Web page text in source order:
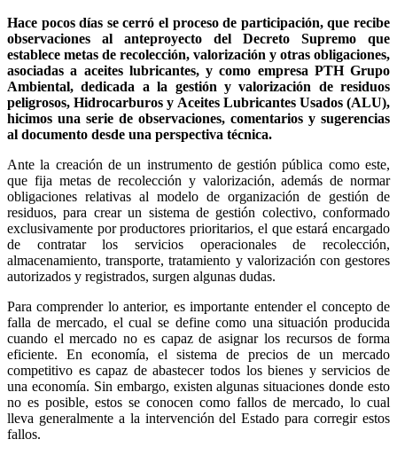
Hace pocos días se cerró el proceso de participación, que recibe
observaciones al anteproyecto del Decreto Supremo que
establece metas de recolección, valorización y otras obligaciones,
asociadas a aceites lubricantes, y como empresa PTH Grupo
Ambiental, dedicada a la gestión y valorización de residuos
peligrosos, Hidrocarburos y Aceites Lubricantes Usados (ALU),
hicimos una serie de observaciones, comentarios y sugerencias
al documento desde una perspectiva técnica.
Ante la creación de un instrumento de gestión pública como este,
que fija metas de recolección y valorización, además de normar
obligaciones relativas al modelo de organización de gestión de
residuos, para crear un sistema de gestión colectivo, conformado
exclusivamente por productores prioritarios, el que estará encargado
de contratar los servicios operacionales de recolección,
almacenamiento, transporte, tratamiento y valorización con gestores
autorizados y registrados, surgen algunas dudas.
Para comprender lo anterior, es importante entender el concepto de
falla de mercado, el cual se define como una situación producida
cuando el mercado no es capaz de asignar los recursos de forma
eficiente. En economía, el sistema de precios de un mercado
competitivo es capaz de abastecer todos los bienes y servicios de
una economía. Sin embargo, existen algunas situaciones donde esto
no es posible, estos se conocen como fallos de mercado, lo cual
lleva generalmente a la intervención del Estado para corregir estos
fallos.